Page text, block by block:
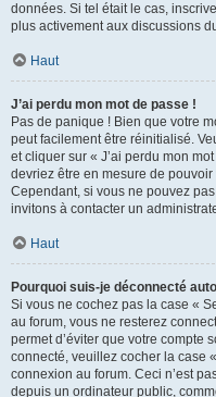
données. Si tel était le cas,
plus activement aux discussions
Haut
J’ai perdu mon mot de passe !
Pas de panique ! Bien que votre
peut facilement être réinitialisé.
et cliquer sur « J’ai perdu mon
devriez être en mesure de
Cependant, si vous ne pouvez
invitons à contacter un
Haut
Pourquoi suis-je déconnecté
Si vous ne cochez pas la case «
au forum, vous ne resterez
permet d’éviter que votre compte
connecté, veuillez cocher la case
connexion au forum. Ceci n’est
depuis un ordinateur public,